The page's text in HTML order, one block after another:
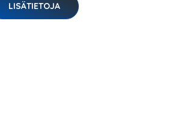
LISÄTIETOJA